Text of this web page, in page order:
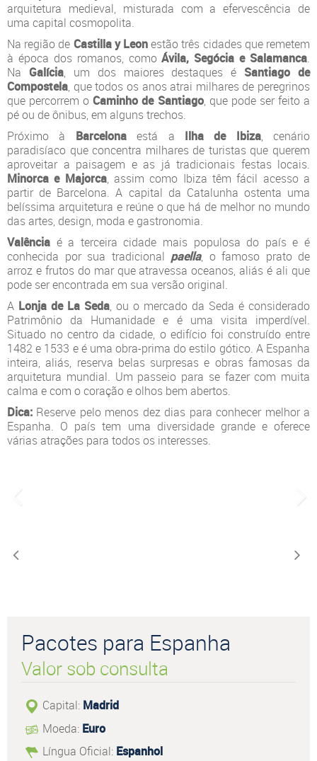
arquitetura medieval, misturada com a efervescência de
uma capital cosmopolita.
Na região de Castilla y Leonestão três cidades que remetem
à época dos romanos, comoÁvila, Segócia e Salamanca.
Na Galícia, um dos maiores destaques é Santiago de
Compostela, que todos os anos atrai milhares de peregrinos
que percorrem oCaminho de Santiago, que pode ser feito a
pé ou de ônibus, em alguns trechos.
Próximo à Barcelonaestá a Ilha de Ibiza, cenário
paradisíaco que concentra milhares de turistas que querem
aproveitar a paisagem e as já tradicionais festas locais.
Minorca e Majorca, assim como Ibiza têm fácil acesso a
partir de Barcelona. A capital da Catalunha ostenta uma
belíssima arquitetura e reúne o que há de melhor no mundo
das artes, design, moda e gastronomia.
Valência é a terceira cidade mais populosa do país e é
conhecida por sua tradicional paella, o famoso prato de
arroz e frutos do mar que atravessa oceanos, aliás é ali que
pode ser encontrada em sua versão original.
A Lonja de La Seda, ou o mercado da Seda é considerado
Patrimônio da Humanidade e é uma visita imperdível.
Situado no centro da cidade, o edifício foi construído entre
1482 e 1533 e é uma obra-prima do estilo gótico. A Espanha
inteira, aliás, reserva belas surpresas e obras famosas da
arquitetura mundial. Um passeio para se fazer com muita
calma e com o coração e olhos bem abertos.
Dica: Reserve pelo menos dez dias para conhecer melhor a
Espanha. O país tem uma diversidade grande e oferece
várias atrações para todos os interesses.
Pacotes para Espanha
Valor sob consulta
Capital: Madrid
Moeda: Euro
Língua Oficial: Espanhol